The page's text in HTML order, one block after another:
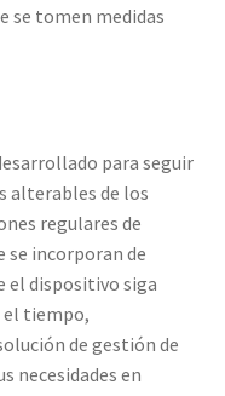
se tomen medidas
para seguir
alterables de los
regulares de
se incorporan de
el dispositivo siga
el tiempo,
de gestión de
necesidades en